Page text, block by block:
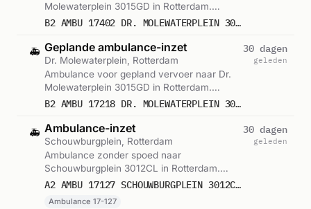
Molewaterplein 3015GD in Rotterdam.
Ingezet: Ambulance. Gemeld om 13:30.
B2 AMBU 17402 DR. MOLEWATERPLEIN 3015GD ROTTERDAM ROTTDM BON 106429
🚑 Geplande ambulance-inzet
Dr. Molewaterplein, Rotterdam
Ambulance voor gepland vervoer naar Dr.
Molewaterplein 3015GD in Rotterdam.
Ingezet: Ambulance. Gemeld om 13:32.
B2 AMBU 17218 DR. MOLEWATERPLEIN 3015GD ROTTERDAM ROTTDM BON 106431
30 dagen
geleden
🚑 Ambulance-inzet
Schouwburgplein, Rotterdam
Ambulance zonder spoed naar
Schouwburgplein 3012CL in Rotterdam.
Ingezet: Ambulance 17-127. Gemeld om
A2 AMBU 17127 SCHOUWBURGPLEIN 3012CL ROTTERDAM ROTTDM BON 106436
Ambulance 17-127
30 dagen
geleden